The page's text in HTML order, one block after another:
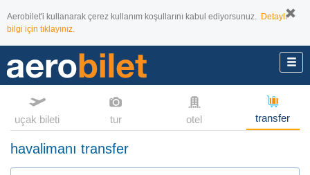
Aerobilet'i kullanarak çerez kullanım koşullarını kabul ediyorsunuz. Detaylı
bilgi için tıklayınız.
uçak bileti tur otel transfer
havalimanı transfer